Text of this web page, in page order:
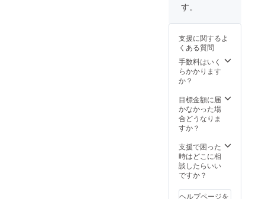
ただき
※掲載期
間は1年
間にな
りま
にご記
さい。
※ロゴの
データ
のやり
にてご
案内さ
せてい
※イベン
トの詳
細は
メール
送りさ
す。
支援に関するよ
くある質問
手数料はいく
らかかります
か？
目標金額に届
かなかった場
合どうなりま
すか？
支援で困った
時はどこに相
談したらいい
ですか？
ヘルプページを